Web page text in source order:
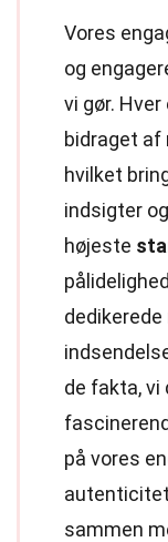
Vores
og
vi gør.
bidraget af
hvilket
indsigter
højeste
dedikerede
de fakta, vi
på vores
sammen